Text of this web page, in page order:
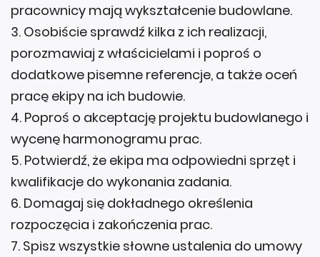
pracownicy mają wykształcenie budowlane.
3. Osobiście sprawdź kilka z ich realizacji,
porozmawiaj z właścicielami i poproś o
dodatkowe pisemne referencje, a także oceń
pracę ekipy na ich budowie.
4. Poproś o akceptację projektu budowlanego i
wycenę harmonogramu prac.
5. Potwierdź, że ekipa ma odpowiedni sprzęt i
kwalifikacje do wykonania zadania.
6. Domagaj się dokładnego określenia
rozpoczęcia i zakończenia prac.
7. Spisz wszystkie słowne ustalenia do umowy